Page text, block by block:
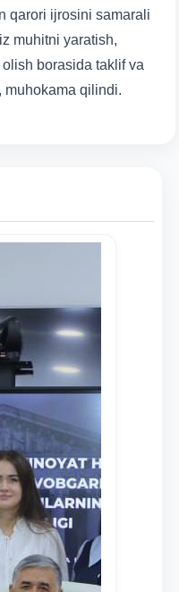
qarori ijrosini samarali
muhitni yaratish,
borasida taklif va
muhokama qilindi.